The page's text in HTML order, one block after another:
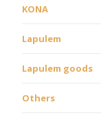
KONA
Lapulem
Lapulem goods
Others